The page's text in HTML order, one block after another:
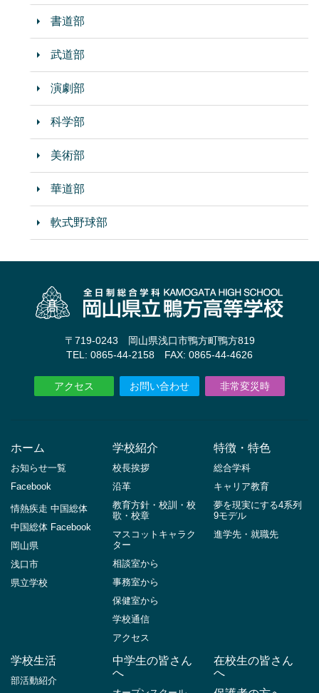
書道部
武道部
演劇部
科学部
美術部
華道部
軟式野球部
〒719-0243 岡山県浅口市鴨方町鴨方819
TEL: 0865-44-2158 FAX: 0865-44-4626
アクセス お問い合わせ 非常変災時
ホーム
お知らせ一覧
Facebook
情熱疾走 中国総体
中国総体 Facebook
岡山県
浅口市
県立学校
学校紹介
校長挨拶
沿革
教育方針・校訓・校
歌・校章
マスコットキャラク
ター
相談室から
事務室から
保健室から
学校通信
アクセス
特徴・特色
総合学科
キャリア教育
夢を現実にする4系列
9モデル
進学先・就職先
学校生活
部活動紹介
中学生の皆さん
へ
在校生の皆さん
へ